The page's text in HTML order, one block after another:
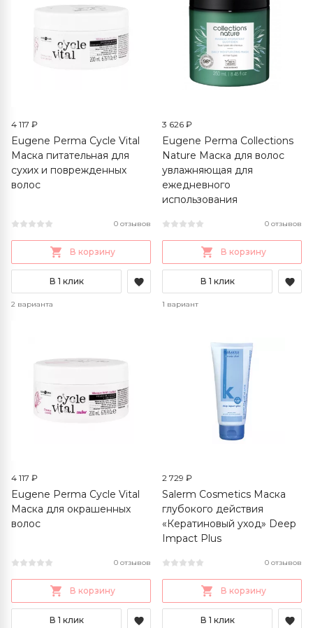
4 117 ₽
Eugene Perma Cycle Vital
Маска питательная для
сухих и поврежденных
волос
0 отзывов
В корзину
В 1 клик
2 варианта
3 626 ₽
Eugene Perma Collections
Nature Маска для волос
увлажняющая для
ежедневного
использования
0 отзывов
В корзину
В 1 клик
1 вариант
4 117 ₽
Eugene Perma Cycle Vital
Маска для окрашенных
волос
0 отзывов
В корзину
В 1 клик
2 729 ₽
Salerm Cosmetics Маска
глубокого действия
«Кератиновый уход» Deep
Impact Plus
0 отзывов
В корзину
В 1 клик